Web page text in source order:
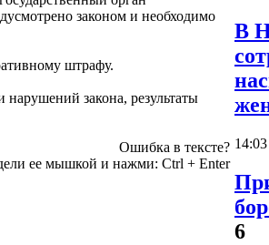
законом и необходимо
штрафу.
нарушений закона, результаты
Ошибка в тексте?
ее мышкой и нажми: Ctrl + Enter
В
14:03
6